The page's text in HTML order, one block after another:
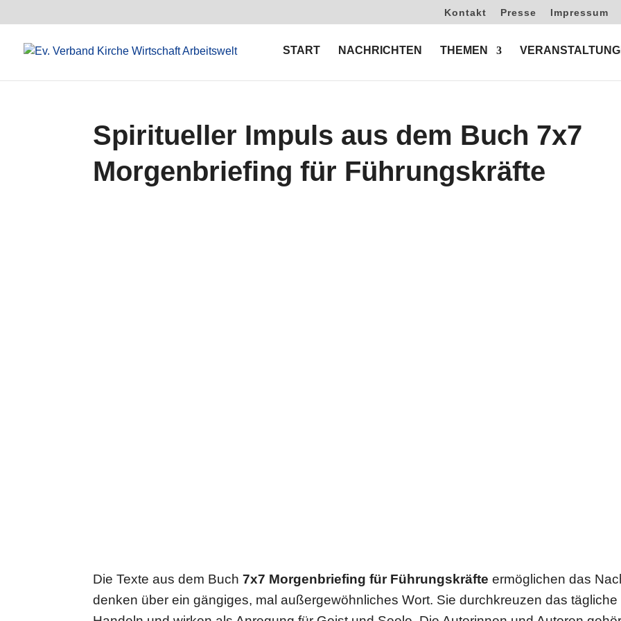
Kontakt Presse Impressum
START NACHRICHTEN THEMEN
Spiritueller Impuls aus dem Buch 7x7
Morgenbriefing für Führungskräfte
Die Texte aus dem Buch7x7 Mor­gen­brie­fing für Füh­rungs­kräfte ermög­li­chen das
den­ken über ein gängiges, mal außer­ge­wöhn­li­ches Wort. Sie durch­kreu­zen das tägliche